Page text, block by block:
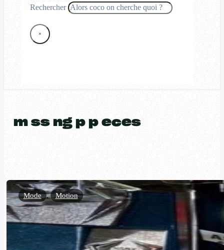
Rechercher
×
m ss ng p p eces
Mode , Motion